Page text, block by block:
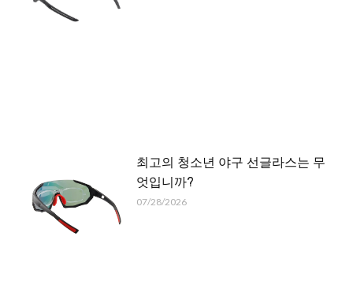
최고의 청소년 야구 선글라스는 무
엇입니까?
07/28/2026